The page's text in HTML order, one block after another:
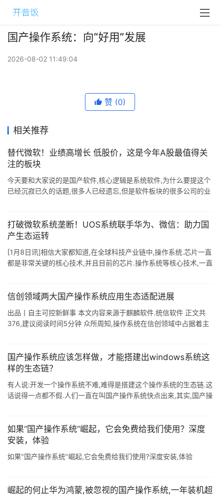
国产操作系统：向“好用”发展
2026-08-02 11:49:04
赞 (0)
相关推荐
替代微软！业绩高增长 低股价，这是今年A股最值得关
注的板块
今天要和大家说的是国产软件,核心逻辑是系统软件,为什么要提这个
已经沉寂已久的话题,很多人已经遗忘,但是软件板块的很多公司的业
打破微软系统垄断！UOS系统联手华为、微信：助力国
产生态运转
[1月8日讯]相信大家都知道,在全球科技产业链中,操作系统.芯片一直
都是非常关键的核心技术,并且目前的芯片.操作系统等核心技术,一直
信创领域两大国产操作系统应用生态适配进展
出品丨自主可控新鲜事 本文内容来源于麒麟软件.统信软件 正文共
376,建议阅读时间5分钟 众所周知,操作系统在信创领域中占据着主
国产操作系统应该怎样做，才能搭建出windows系统这
样的生态链？
有人说:开发一个操作系统不难,难得是搭建这个操作系统的生态链.这
话说得一点都不假.人们一直在叫国产操作系统快点出来,其实,国产操
如果“国产操作系统”崛起，它会免费给我们使用？深度
安装，体验
如果"国产操作系统"崛起,它会免费给我们使用?深度安装,体验
崛起的何止华为鸿蒙,被忽视的国产操作系统,一年装机超